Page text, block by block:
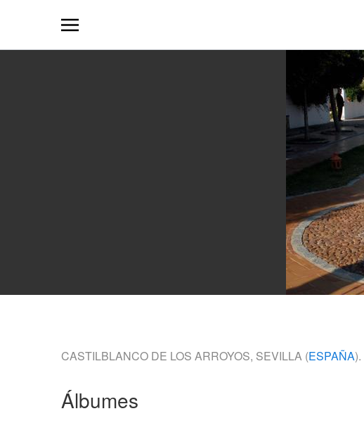
CASTILBLANCO DE LOS ARROYOS, SEVILLA (ESPAÑA).
Álbumes